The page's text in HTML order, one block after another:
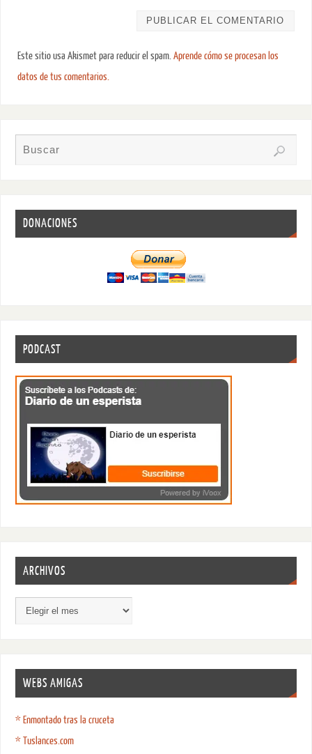
Este sitio usa Akismet para reducir el spam.Aprende cómo se procesan los
datos de tus comentarios.
DONACIONES
PODCAST
ARCHIVOS
WEBS AMIGAS
* Enmontado tras la cruceta
* Tuslances.com